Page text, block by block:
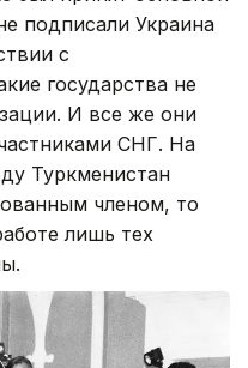
подписали Украина
с
государства не
И все же они
СНГ. На
Туркменистан
членом, то
лишь тех